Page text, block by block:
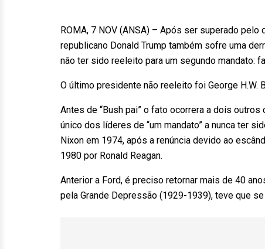
ROMA, 7 NOV (ANSA) – Após ser superado
republicano Donald Trump também sofre uma
não ter sido reeleito para um segundo mandato:
O último presidente não reeleito foi George H.W.
Antes de “Bush pai” o fato ocorrera a dois
único dos líderes de “um mandato” a nunca ter
Nixon em 1974, após a renúncia devido ao
1980 por Ronald Reagan.
Anterior a Ford, é preciso retornar mais de 40
pela Grande Depressão (1929-1939), teve que